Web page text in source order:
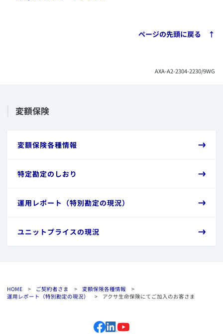
​ページの先頭に戻る ↑
​AXA-A2-2304-2230/9WG
​変額保険
​変額保険各種情報
​特定勘定のしおり
​運用レポート（特別勘定の現況）
​ユニットプライスの現況
HOME > ご契約者さま > 変額保険各種情報
>
運用レポート（特別勘定の現況）
> アクサ生命保険にてご加入のお客さま